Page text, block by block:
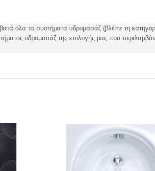
όλα τα συστήματα υδρομασάζ (βλέπε τη
υδρομασάζ της επιλογής μας που